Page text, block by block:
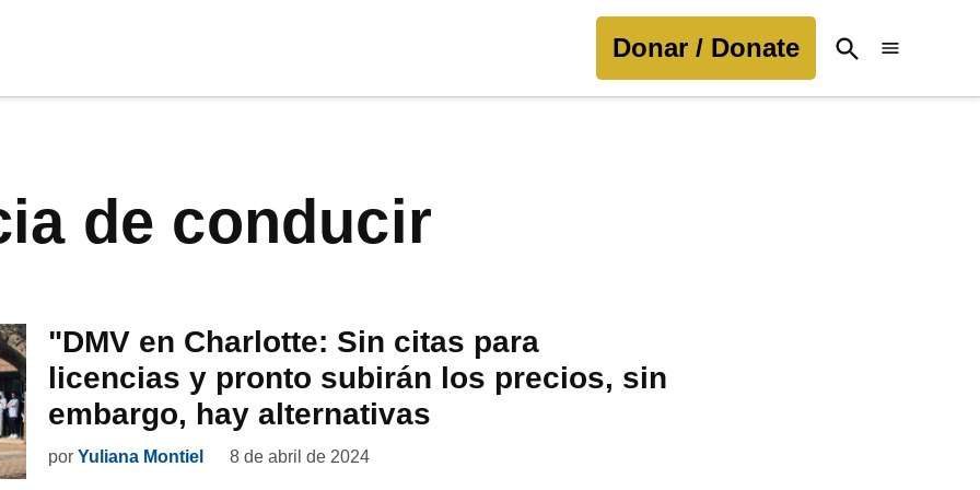
Donar
Donar / Donate
Open
Search
de conducir
"DMV en Charlotte: Sin citas para
licencias y pronto subirán los precios, sin
embargo, hay alternativas
por Yuliana Montiel 8 de abril de 2024